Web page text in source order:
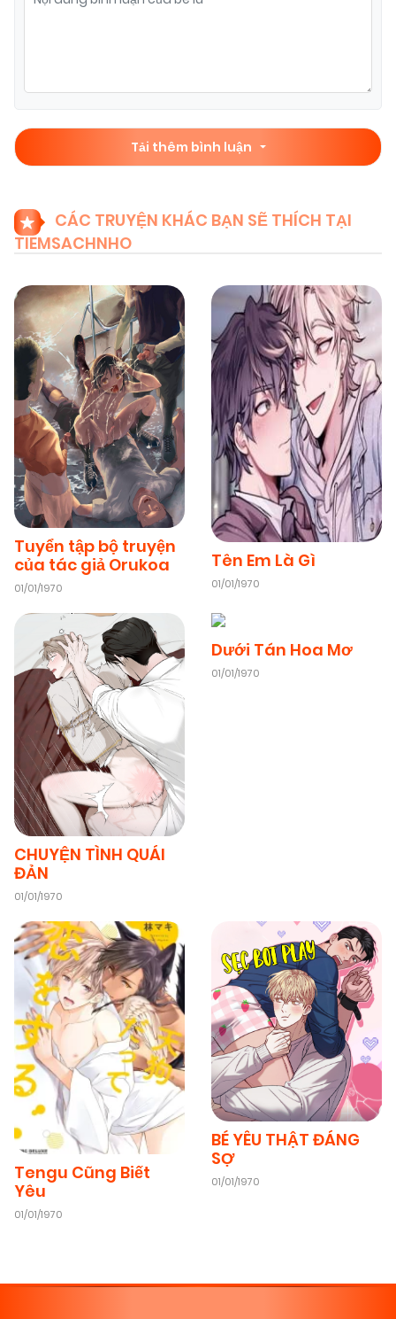
Tải thêm bình luận
CÁC TRUYỆN KHÁC BẠN SẼ THÍCH TẠI
TIEMSACHNHO
Tuyển tập bộ truyện
của tác giả Orukoa
01/01/1970
Tên Em Là Gì
01/01/1970
CHUYỆN TÌNH QUÁI
ĐẢN
01/01/1970
Dưới Tán Hoa Mơ
01/01/1970
Tengu Cũng Biết
Yêu
01/01/1970
BÉ YÊU THẬT ĐÁNG
SỢ
01/01/1970